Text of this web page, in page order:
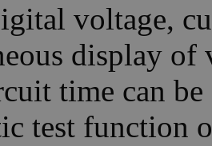
voltage,
display of
time can
test function